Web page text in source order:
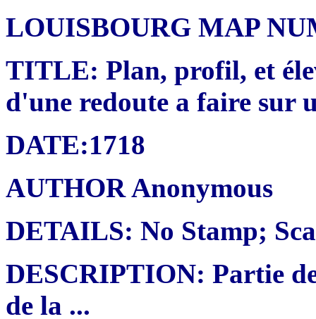
LOUISBOURG MAP
TITLE: Plan, profil, et
d'une redoute a faire sur
DATE:1718
AUTHOR Anonymous
DETAILS: No Stamp;
DESCRIPTION: Partie
de la ...